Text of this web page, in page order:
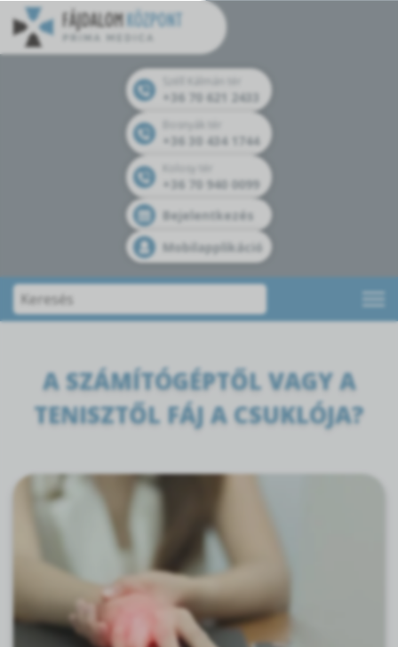
+36 70 621 2433
+36 30 434 1744
+36 70 940 0099
Bejelentkezés
Mobilapplikáció
A SZÁMÍTÓGÉPTŐL VAGY A
TENISZTŐL FÁJ A CSUKLÓJA?